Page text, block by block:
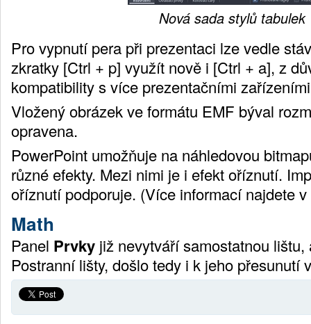
Nová sada stylů tabulek
Pro vypnutí pera při prezentaci lze vedle
zkratky [Ctrl + p] využít nově i [Ctrl + a], z
kompatibility s více prezentačními
Vložený obrázek ve formátu EMF býval
opravena.
PowerPoint umožňuje na náhledovou
různé efekty. Mezi nimi je i efekt oříznutí.
oříznutí podporuje. (Více informací najdete v
Math
Panel Prvky již nevytváří samostatnou
Postranní lišty, došlo tedy i k jeho přesunutí